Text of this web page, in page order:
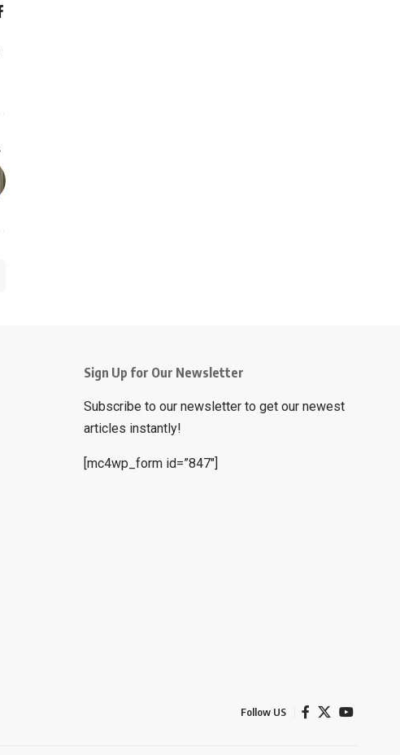
Sign Up for Our Newsletter
Subscribe to our newsletter to get our newest
articles instantly!
[mc4wp_form id=”847″]
Follow US